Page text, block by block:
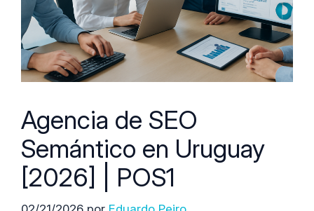
Agencia de SEO
Semántico en Uruguay
[2026] | POS1